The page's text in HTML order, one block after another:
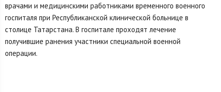
врачами и медицинскими работниками временного военного
госпиталя при Республиканской клинической больнице в
столице Татарстана. В госпитале проходят лечение
получившие ранения участники специальной военной
операции.